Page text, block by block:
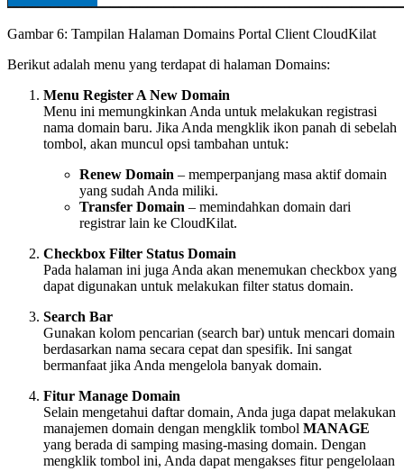
Gambar 6: Tampilan Halaman Domains Portal Client CloudKilat
Berikut adalah menu yang terdapat di halaman Domains:
Menu Register A New Domain
Menu ini memungkinkan Anda untuk melakukan registrasi
nama domain baru. Jika Anda mengklik ikon panah di sebelah
tombol, akan muncul opsi tambahan untuk:
Renew Domain – memperpanjang masa aktif domain
yang sudah Anda miliki.
Transfer Domain – memindahkan domain dari
registrar lain ke CloudKilat.
Checkbox Filter Status Domain
Pada halaman ini juga Anda akan menemukan checkbox yang
dapat digunakan untuk melakukan filter status domain.
Search Bar
Gunakan kolom pencarian (search bar) untuk mencari domain
berdasarkan nama secara cepat dan spesifik. Ini sangat
bermanfaat jika Anda mengelola banyak domain.
Fitur Manage Domain
Selain mengetahui daftar domain, Anda juga dapat melakukan
manajemen domain dengan mengklik tombol MANAGE
yang berada di samping masing-masing domain. Dengan
mengklik tombol ini, Anda dapat mengakses fitur pengelolaan